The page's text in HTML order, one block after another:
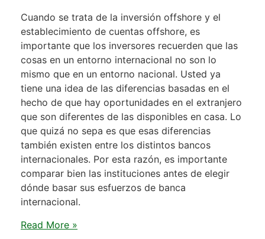
Cuando se trata de la inversión offshore y el
establecimiento de cuentas offshore, es
importante que los inversores recuerden que las
cosas en un entorno internacional no son lo
mismo que en un entorno nacional. Usted ya
tiene una idea de las diferencias basadas en el
hecho de que hay oportunidades en el extranjero
que son diferentes de las disponibles en casa. Lo
que quizá no sepa es que esas diferencias
también existen entre los distintos bancos
internacionales. Por esta razón, es importante
comparar bien las instituciones antes de elegir
dónde basar sus esfuerzos de banca
internacional.
Read More »